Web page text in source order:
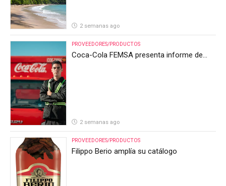
2 semanas ago
PROVEEDORES/PRODUCTOS
Coca-Cola FEMSA presenta informe de
2 semanas ago
PROVEEDORES/PRODUCTOS
Filippo Berio amplía su catálogo